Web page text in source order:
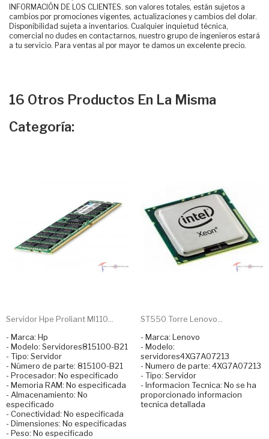
INFORMACIÓN DE LOS CLIENTES. son valores totales, están sujetos a
cambios por promociones vigentes, actualizaciones y cambios del dolar.
Disponibilidad sujeta a inventarios. Cualquier inquietud técnica,
comercial no dudes en contactarnos, nuestro grupo de ingenieros estará
a tu servicio. Para ventas al por mayor te damos un excelente precio.
16 Otros Productos En La Misma
Categoría:
Servidor Hpe Proliant Ml110...
- Marca: Hp
- Modelo: Servidores815100-B21
- Tipo: Servidor
- Número de parte: 815100-B21
- Procesador: No especificado
- Memoria RAM: No especificada
- Almacenamiento: No
especificado
- Conectividad: No especificada
- Dimensiones: No especificadas
- Peso: No especificado
ST550 Torre Lenovo...
- Marca: Lenovo
- Modelo:
servidores4XG7A07213
- Numero de parte: 4XG7A07213
- Tipo: Servidor
- Informacion Tecnica: No se ha
proporcionado informacion
tecnica detallada